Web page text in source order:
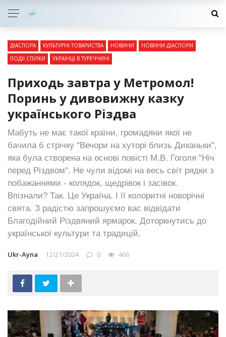
ДІАСПОРА КУЛЬТУРНІ ТОВАРИСТВА НОВИНИ
НОВИНИ ДІАСПОРИ
ПОДІЇ СПІЛКИ
УКРАЇНЦІ В ТУРЕЧЧИНІ
Приходь завтра у Метромол!
Поринь у дивовижну казку
українського Різдва
Мабуть не має такої країни, громадяни якої не
бачила б стрічку "Вечори на хуторі близь Диканьки",
яка була створена на основі повісті М.В. Гоголя "Ніч
перед Різдвом". Не чули відомі на весь світ рядки з
побажаннями - колядок, щедрівок і засівок.
Впізнали? Так. Це Україна. І її колоритні новорічні
свята. З радістю запрошуємо вас відвідати
Благодійний Різдвяний ярмарок. Доторкнутись до
української культури та традицій.
Ukr-Ayna 12/21/2024 0 466